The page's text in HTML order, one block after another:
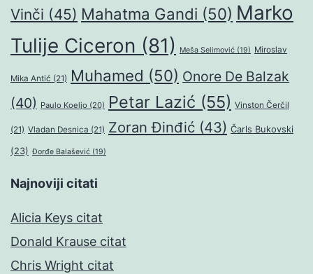
Vinči (45) Mahatma Gandi (50) Marko
Tulije Ciceron (81) Meša Selimović (19) Miroslav
Mika Antić (21) Muhamed (50) Onore De Balzak
(40) Paulo Koeljo (20) Petar Lazić (55) Vinston Čerčil
(21) Vladan Desnica (21) Zoran Đinđić (43) Čarls Bukovski
(23) Đorđe Balašević (19)
Najnoviji citati
Alicia Keys citat
Donald Krause citat
Chris Wright citat